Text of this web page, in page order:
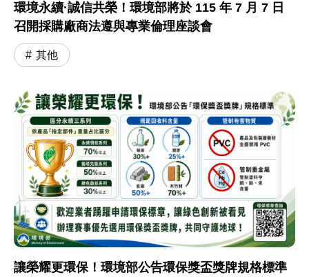
環境永續·誠信共榮！環境部將於 115 年 7 月 7 日
召開採購廠商法遵與專業倫理座談會
其他
讓榮耀更環保！環境部公告環保獎盃獎牌規格標準